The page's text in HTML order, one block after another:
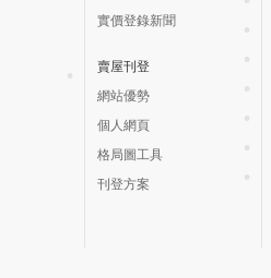
實價登錄新聞
賣屋刊登
網站優勢
個人網頁
格局圖工具
刊登方案